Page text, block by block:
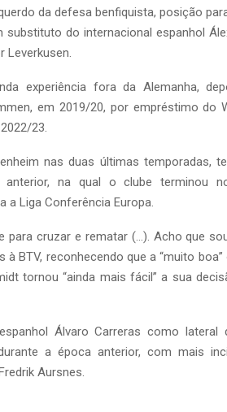
da defesa benfiquista, posição
do internacional espanhol
Leverkusen.
experiência fora da Alemanha,
em 2019/20, por empréstimo do
23.
nas duas últimas temporadas,
na qual o clube terminou
a Liga Conferência Europa.
para cruzar e rematar (…). Acho que
BTV, reconhecendo que a “muito
tornou “ainda mais fácil” a sua
Álvaro Carreras como lateral
a época anterior, com mais
Aursnes.